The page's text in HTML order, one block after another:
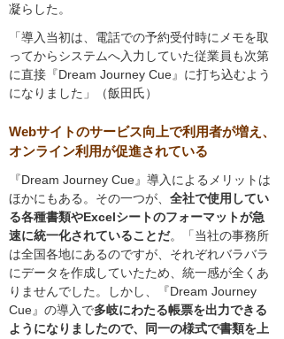
凝らした。
「導入当初は、電話での予約受付時にメモを取
ってからシステムへ入力していた従業員も次第
に直接『Dream Journey Cue』に打ち込むよう
になりました」（飯田氏）
Webサイトのサービス向上で利用者が増え、
オンライン利用が促進されている
『Dream Journey Cue』導入によるメリットは
ほかにもある。その一つが、 全社で使用してい
る各種書類やExcelシートのフォーマットが急
速に統一化されていることだ。「当社の事務所
は全国各地にあるのですが、それぞれバラバラ
にデータを作成していたため、統一感が全くあ
りませんでした。しかし、『Dream Journey
Cue』の導入で多岐にわたる帳票を出力できる
ようになりましたので、同一の様式で書類を上